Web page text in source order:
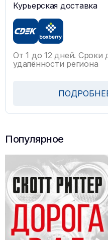
Курьерская доставка
От 1 до 12 дней. Сроки
удалённости региона
Популярное